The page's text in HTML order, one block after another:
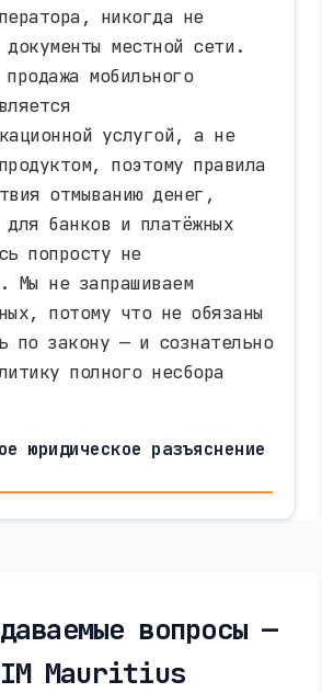
никогда не
документы местной сети.
мобильного
услугой, а не
поэтому правила
отмыванию денег,
для банков и платёжных
попросту не
Мы не запрашиваем
потому что не обязаны
по закону — и сознательно
полного несбора
юридическое разъяснение
вопросы —
Mauritius